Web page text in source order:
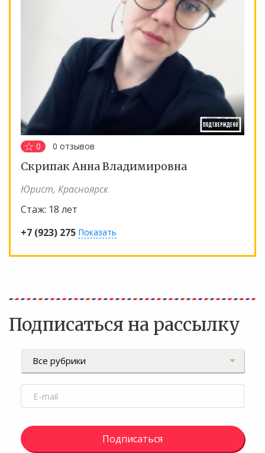
0 0 отзывов
Скрипак Анна Владимировна
Юрист, Красноярск
Стаж: 18 лет
+7 (923) 275 Показать
Подписаться на рассылку
Подписаться